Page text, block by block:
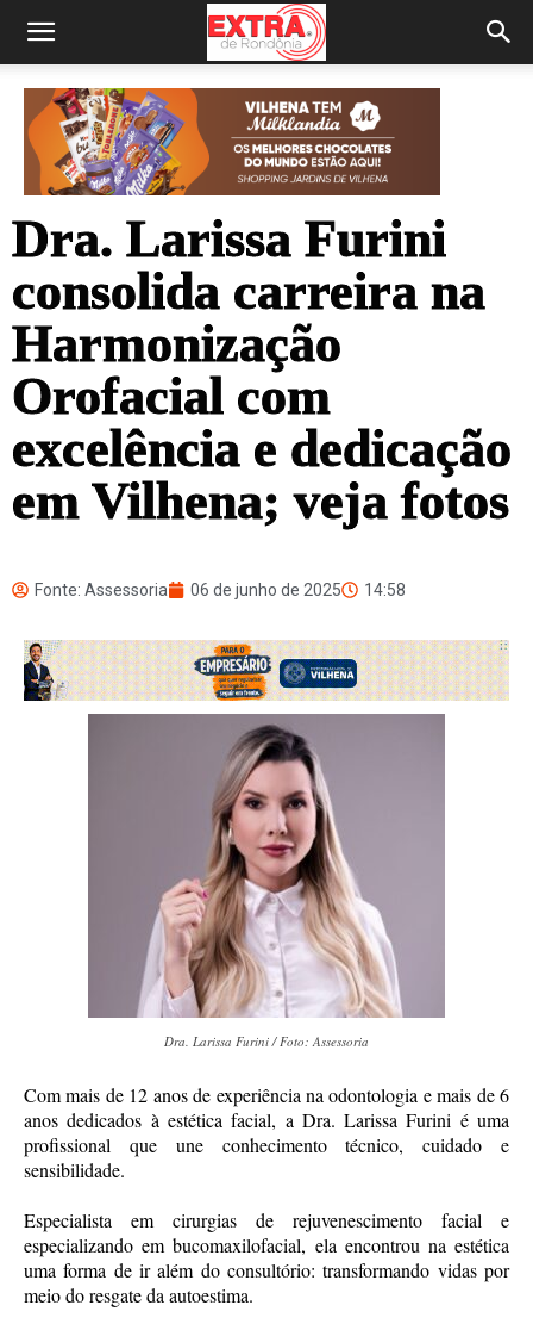
Dra. Larissa Furini
consolida carreira na
Harmonização
Orofacial com
excelência e dedicação
em Vilhena; veja fotos
Fonte: Assessoria 06 de junho de 2025 14:58
Dra. Larissa Furini / Foto: Assessoria
Com mais de 12 anos de experiência na odontologia e mais de 6
anos dedicados à estética facial, a Dra. Larissa Furini é uma
profissional que une conhecimento técnico, cuidado e
sensibilidade.
Especialista em cirurgias de rejuvenescimento facial e
especializando em bucomaxilofacial, ela encontrou na estética
uma forma de ir além do consultório: transformando vidas por
meio do resgate da autoestima.